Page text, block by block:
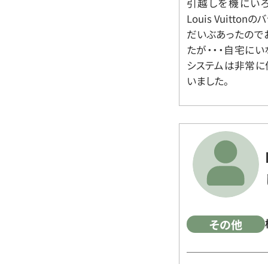
Louis Vuittonのバ
だいぶあったので
たが・・・自宅に
システムは非常に
いました。
その他